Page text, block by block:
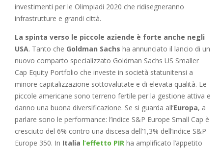
investimenti per le Olimpiadi 2020 che ridisegneranno
infrastrutture e grandi città.
La spinta verso le piccole aziende è forte anche negli
USA. Tanto che Goldman Sachs ha annunciato il lancio di un
nuovo comparto specializzato Goldman Sachs US Smaller
Cap Equity Portfolio che investe in società statunitensi a
minore capitalizzazione sottovalutate e di elevata qualità. Le
piccole americane sono terreno fertile per la gestione attiva e
danno una buona diversificazione. Se si guarda all’Europa, a
parlare sono le performance: l’indice S&P Europe Small Cap è
cresciuto del 6% contro una discesa dell’1,3% dell’indice S&P
Europe 350. In Italia l’effetto PIR ha amplificato l’appetito